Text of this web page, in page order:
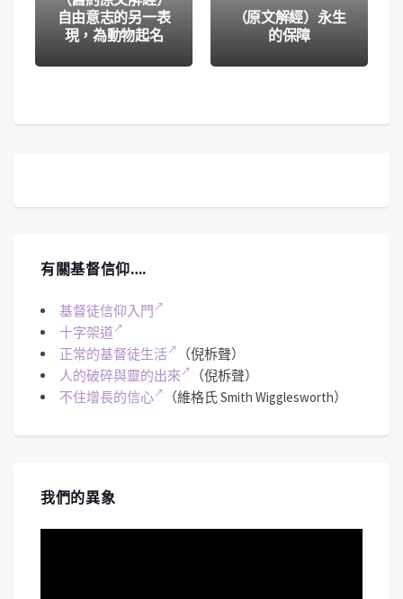
自由意志的另一表
現，為動物起名
（原文解經）永生
的保障
有關基督信仰….
基督徒信仰入門
十字架道
正常的基督徒生活
（倪柝聲）
人的破碎與靈的出來
（倪柝聲）
不住增長的信心
（維格氏 Smith Wigglesworth）
我們的異象